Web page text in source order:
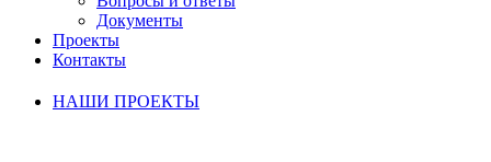
Документы
Проекты
Контакты
НАШИ ПРОЕКТЫ